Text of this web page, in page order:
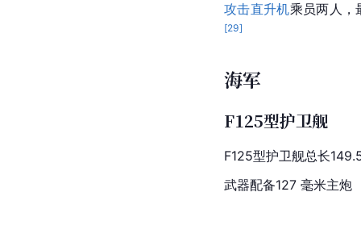
攻击直升机乘员两人，
[29]
海军
F125型护卫舰
F125型护卫舰总长
武器配备127 毫米主炮